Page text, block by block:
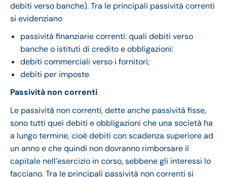
debiti verso banche). Tra le principali passività correnti
si evidenziano
passività finanziarie correnti: quali debiti verso
banche o istituti di credito e obbligazioni:
debiti commerciali verso i fornitori;
debiti per imposte
Passività non correnti
Le passività non correnti, dette anche passività fisse,
sono tutti quei debiti e obbligazioni che una società ha
a lungo termine, cioè debiti con scadenza superiore ad
un anno e che quindi non dovranno rimborsare il
capitale nell’esercizio in corso, sebbene gli interessi lo
facciano. Tra le principali passività non correnti si